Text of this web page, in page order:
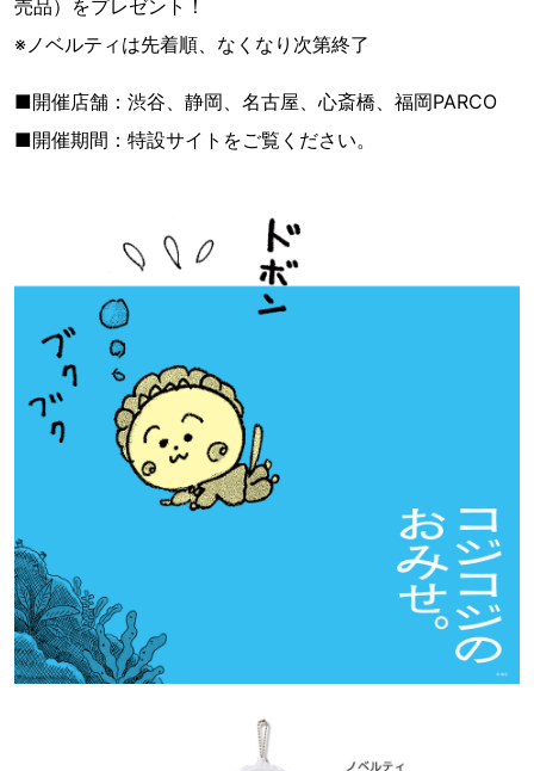
売品）をプレゼント！
※ノベルティは先着順、なくなり次第終了
■開催店舗：渋谷、静岡、名古屋、心斎橋、福岡PARCO
■開催期間：特設サイトをご覧ください。